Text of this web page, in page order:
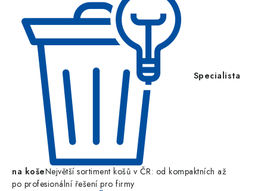
Specialista
na košeNejvětší sortiment košů v ČR: od kompaktních až
po profesionální řešení pro firmy